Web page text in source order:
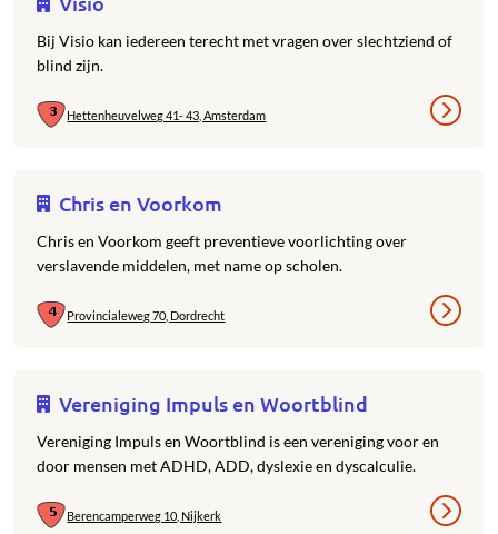
Bij Visio kan iedereen terecht met vragen over slechtziend of
blind zijn.
Hettenheuvelweg 41- 43, Amsterdam
Chris en Voorkom
Chris en Voorkom geeft preventieve voorlichting over
verslavende middelen, met name op scholen.
Provincialeweg 70, Dordrecht
Vereniging Impuls en Woortblind
Vereniging Impuls en Woortblind is een vereniging voor en
door mensen met ADHD, ADD, dyslexie en dyscalculie.
Berencamperweg 10, Nijkerk